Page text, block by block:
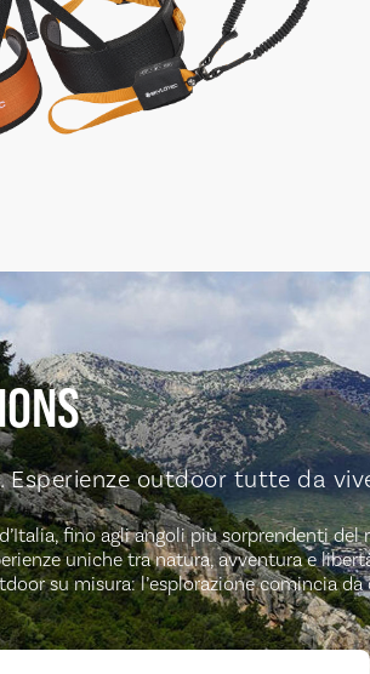
Esperienze outdoor tutte da
fino agli angoli più sorprendenti del
uniche tra natura, avventura e
su misura: l’esplorazione comincia da